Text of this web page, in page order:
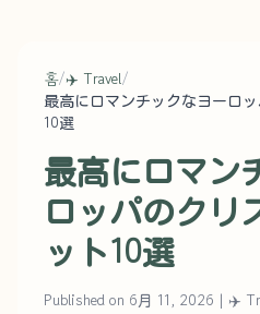
홈/✈️ Travel/
最高にロマンチックなヨーロ
10選
最高にロマン
ロッパのクリ
ット10選
Published on 6月 11, 2026 | ✈️